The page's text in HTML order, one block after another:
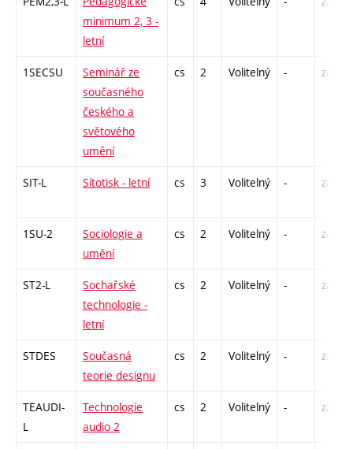
minimum 2, 3 -
letní
1SECSU
Seminář ze
současného
českého a
světového
umění
cs 2 Volitelný - zá
SIT-L Sítotisk - letní cs 3 Volitelný - zá
1SU-2
Sociologie a
umění
cs 2 Volitelný - zá
ST2-L
Sochařské
technologie -
letní
cs 2 Volitelný - zá
STDES
Současná
teorie designu
cs 2 Volitelný - zá
TEAUDI-
L
Technologie
audio 2
cs 2 Volitelný - zá